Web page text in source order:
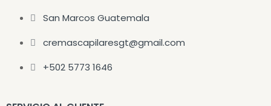
San Marcos Guatemala
cremascapilaresgt@gmail.com
+502 5773 1646